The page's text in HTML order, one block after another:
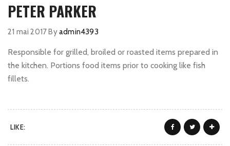
PETER PARKER
21 mai 2017Byadmin4393
Responsible for grilled, broiled or roasted items prepared in
the kitchen. Portions food items prior to cooking like fish
fillets.
LIKE: